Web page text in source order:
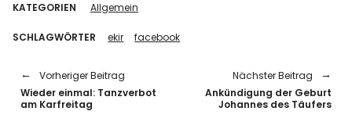
KATEGORIEN Allgemein
SCHLAGWÖRTER ekir facebook
Vorheriger Beitrag
Wieder einmal: Tanzverbot
am Karfreitag
Nächster Beitrag
Ankündigung der Geburt
Johannes des Täufers